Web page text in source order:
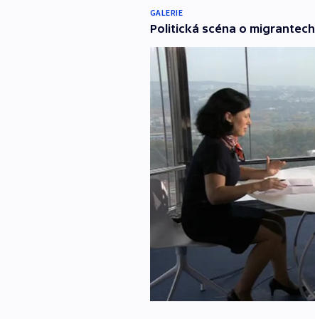
GALERIE
Politická scéna o migrantech